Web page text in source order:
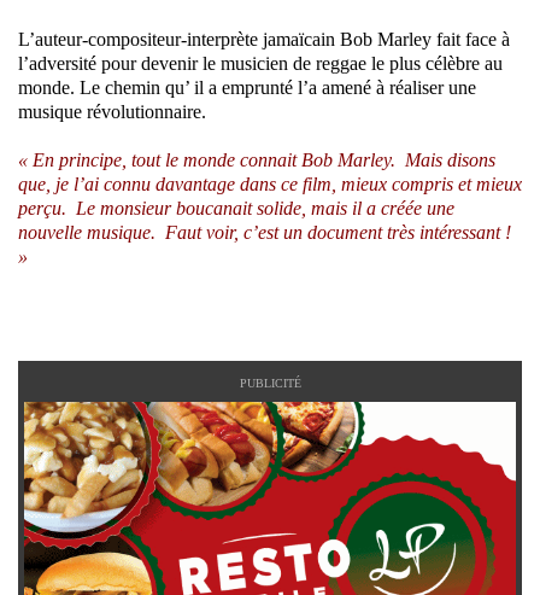
L’auteur-compositeur-interprète jamaïcain Bob Marley fait face à
l’adversité pour devenir le musicien de reggae le plus célèbre au
monde. Le chemin qu’ il a emprunté l’a amené à réaliser une
musique révolutionnaire.
« En principe, tout le monde connait Bob Marley. Mais disons
que, je l’ai connu davantage dans ce film, mieux compris et mieux
perçu. Le monsieur boucanait solide, mais il a créée une
nouvelle musique. Faut voir, c’est un document très intéressant !
»
PUBLICITÉ